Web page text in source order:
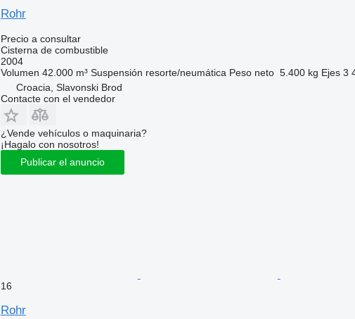
Rohr
Precio a consultar
Cisterna de combustible
2004
Volumen 42.000 m³ Suspensión resorte/neumática Peso neto 5.400 kg Ejes 3
Croacia, Slavonski Brod
Contacte con el vendedor
¿Vende vehículos o maquinaria?
¡Hagalo con nosotros!
Publicar el anuncio
16
Rohr